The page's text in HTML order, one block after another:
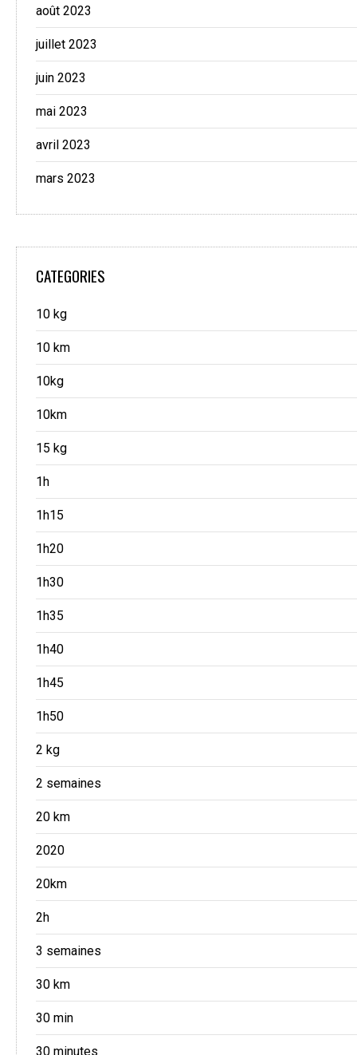
août 2023
juillet 2023
juin 2023
mai 2023
avril 2023
mars 2023
CATEGORIES
10 kg
10 km
10kg
10km
15 kg
1h
1h15
1h20
1h30
1h35
1h40
1h45
1h50
2 kg
2 semaines
20 km
2020
20km
2h
3 semaines
30 km
30 min
30 minutes